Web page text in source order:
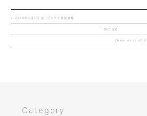
< 2019年9月3日 金･プラチナ買取価格
一覧に戻る
【New arrivals】
Category